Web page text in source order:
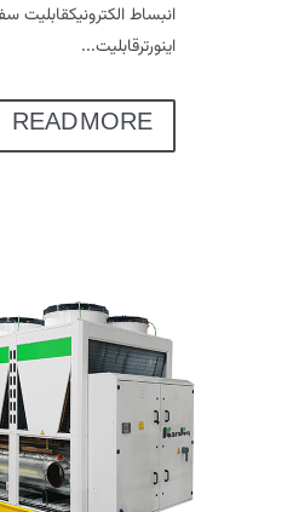
انبساط الکترونیکقابلیت
اینورترقابلیت...
READ MORE